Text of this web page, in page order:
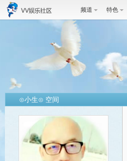
频道 特色
⊙小生⊙ 空间